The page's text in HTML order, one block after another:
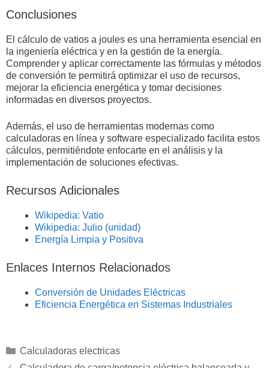
Conclusiones
El cálculo de vatios a joules es una herramienta esencial en
la ingeniería eléctrica y en la gestión de la energía.
Comprender y aplicar correctamente las fórmulas y métodos
de conversión te permitirá optimizar el uso de recursos,
mejorar la eficiencia energética y tomar decisiones
informadas en diversos proyectos.
Además, el uso de herramientas modernas como
calculadoras en línea y software especializado facilita estos
cálculos, permitiéndote enfocarte en el análisis y la
implementación de soluciones efectivas.
Recursos Adicionales
Wikipedia: Vatio
Wikipedia: Julio (unidad)
Energía Limpia y Positiva
Enlaces Internos Relacionados
Conversión de Unidades Eléctricas
Eficiencia Energética en Sistemas Industriales
Categorías
Calculadoras electricas